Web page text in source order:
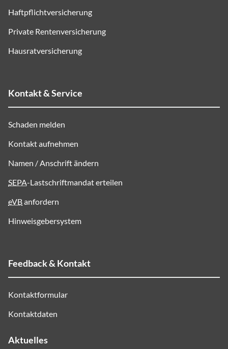
Haftpflichtversicherung
Private Rentenversicherung
Hausratversicherung
Kontakt & Service
Schaden melden
Kontakt aufnehmen
Namen / Anschrift ändern
SEPA-Lastschriftmandat erteilen
eVBanfordern
Hinweisgebersystem
Feedback & Kontakt
Kontaktformular
Kontaktdaten
Aktuelles